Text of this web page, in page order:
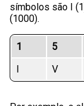
símbolos são I
(1000).
1 5
V